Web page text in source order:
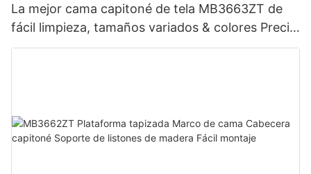
La mejor cama capitoné de tela MB3663ZT de
fácil limpieza, tamaños variados & colores Precio
de fábrica - Muebles JLH